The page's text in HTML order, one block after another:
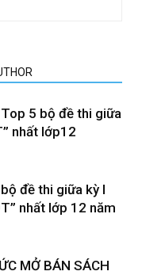
5 bộ đề thi giữa
nhất lớp12
đề thi giữa kỳ I
nhất lớp 12 năm
MỞ BÁN SÁCH